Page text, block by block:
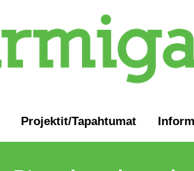
Projektit/Tapahtumat